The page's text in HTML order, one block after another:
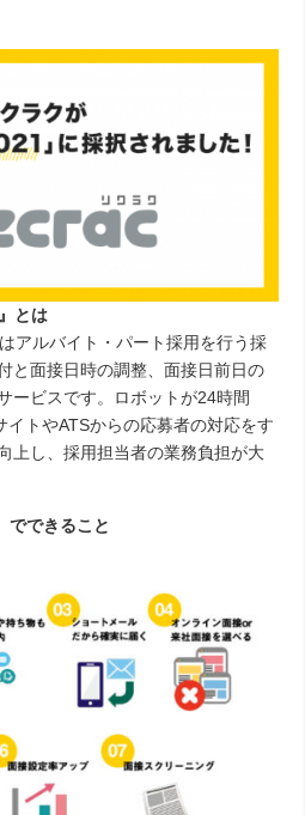
とは
アルバイト・パート採用を行う採
と面接日時の調整、面接日前日の
ービスです。ロボットが24時間
トやATSからの応募者の対応をす
上し、採用担当者の業務負担が大
でできること